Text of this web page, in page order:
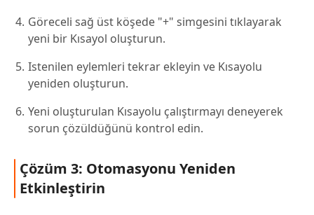
Göreceli sağ üst köşede "+" simgesini tıklayarak
yeni bir Kısayol oluşturun.
Istenilen eylemleri tekrar ekleyin ve Kısayolu
yeniden oluşturun.
Yeni oluşturulan Kısayolu çalıştırmayı deneyerek
sorun çözüldüğünü kontrol edin.
Çözüm 3: Otomasyonu Yeniden
Etkinleştirin